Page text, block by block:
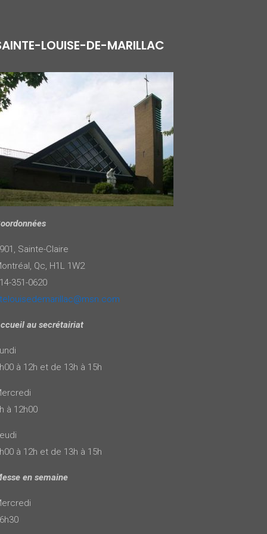
LOUISE-DE-MARILLAC
Sainte-Claire
Qc, H1L 1W2
351-0620
au secrétairiat
à 12h et de 13h à 15h
à 12h00
à 12h et de 13h à 15h
en semaine